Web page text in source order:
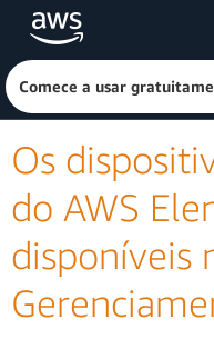
Pular para o conteúdo
Clique aqui para
Comece a usar
Os
do AWS
disponíveis